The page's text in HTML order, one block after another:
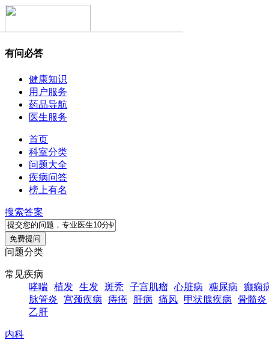
有问必答
健康知识
用户服务
药品导航
医生服务
首页
科室分类
问题大全
疾病问答
榜上有名
搜索答案
问题分类
常见疾病
哮喘 植发 生发 斑秃 子宫肌瘤 心脏病 糖尿病
癫痫
脉管炎
宫颈疾病 痔疮 肝病 痛风 甲状腺疾病
骨髓炎
乙肝
内科